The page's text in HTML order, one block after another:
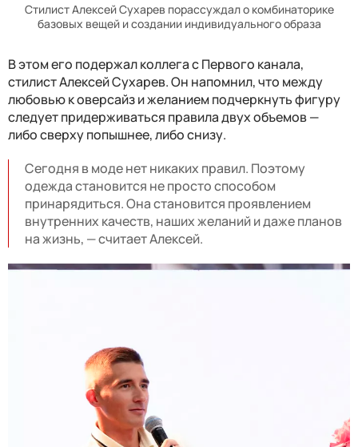
Стилист Алексей Сухарев порассуждал о комбинаторике
базовых вещей и создании индивидуального образа
В этом его подержал коллега с Первого канала,
стилист Алексей Сухарев. Он напомнил, что между
любовью к оверсайз и желанием подчеркнуть фигуру
следует придерживаться правила двух объемов —
либо сверху попышнее, либо снизу.
Сегодня в моде нет никаких правил. Поэтому
одежда становится не просто способом
принарядиться. Она становится проявлением
внутренних качеств, наших желаний и даже планов
на жизнь, — считает Алексей.